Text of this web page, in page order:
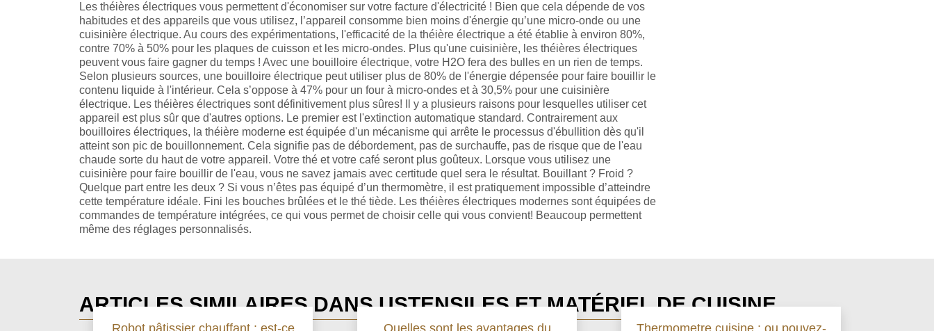
Les théières électriques vous permettent d'économiser sur votre facture d'électricité ! Bien que cela dépende de vos
habitudes et des appareils que vous utilisez, l’appareil consomme bien moins d'énergie qu’une micro-onde ou une
cuisinière électrique. Au cours des expérimentations, l'efficacité de la théière électrique a été établie à environ 80%,
contre 70% à 50% pour les plaques de cuisson et les micro-ondes. Plus qu'une cuisinière, les théières électriques
peuvent vous faire gagner du temps ! Avec une bouilloire électrique, votre H2O fera des bulles en un rien de temps.
Selon plusieurs sources, une bouilloire électrique peut utiliser plus de 80% de l'énergie dépensée pour faire bouillir le
contenu liquide à l'intérieur. Cela s’oppose à 47% pour un four à micro-ondes et à 30,5% pour une cuisinière
électrique. Les théières électriques sont définitivement plus sûres! Il y a plusieurs raisons pour lesquelles utiliser cet
appareil est plus sûr que d'autres options. Le premier est l'extinction automatique standard. Contrairement aux
bouilloires électriques, la théière moderne est équipée d'un mécanisme qui arrête le processus d'ébullition dès qu'il
atteint son pic de bouillonnement. Cela signifie pas de débordement, pas de surchauffe, pas de risque que de l'eau
chaude sorte du haut de votre appareil. Votre thé et votre café seront plus goûteux. Lorsque vous utilisez une
cuisinière pour faire bouillir de l'eau, vous ne savez jamais avec certitude quel sera le résultat. Bouillant ? Froid ?
Quelque part entre les deux ? Si vous n’êtes pas équipé d’un thermomètre, il est pratiquement impossible d’atteindre
cette température idéale. Fini les bouches brûlées et le thé tiède. Les théières électriques modernes sont équipées de
commandes de température intégrées, ce qui vous permet de choisir celle qui vous convient! Beaucoup permettent
même des réglages personnalisés.
ARTICLES SIMILAIRES DANS USTENSILES ET MATÉRIEL DE CUISINE
Robot pâtissier chauffant : est-ce Quelles sont les avantages du Thermometre cuisine : ou pouvez-